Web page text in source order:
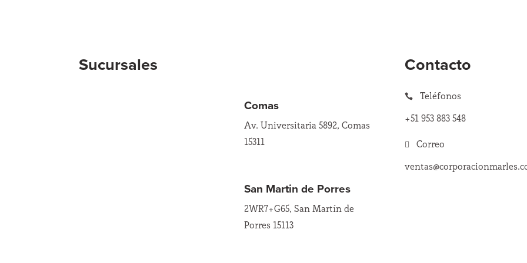
Sucursales
Comas
Av. Universitaria 5892, Comas
15311
San Martin de Porres
2WR7+G65, San Martín de
Porres 15113
Contacto

Teléfonos
+51 953 883 548

Correo